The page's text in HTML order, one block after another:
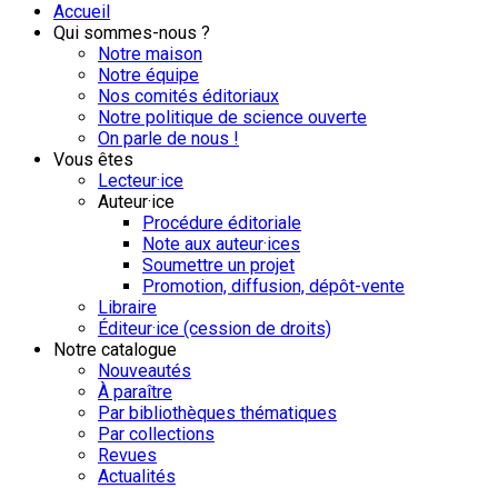
Accueil
Qui sommes-nous ?
Notre maison
Notre équipe
Nos comités éditoriaux
Notre politique de science ouverte
On parle de nous !
Vous êtes
Lecteur·ice
Auteur·ice
Procédure éditoriale
Note aux auteur·ices
Soumettre un projet
Promotion, diffusion, dépôt-vente
Libraire
Éditeur·ice (cession de droits)
Notre catalogue
Nouveautés
À paraître
Par bibliothèques thématiques
Par collections
Revues
Actualités